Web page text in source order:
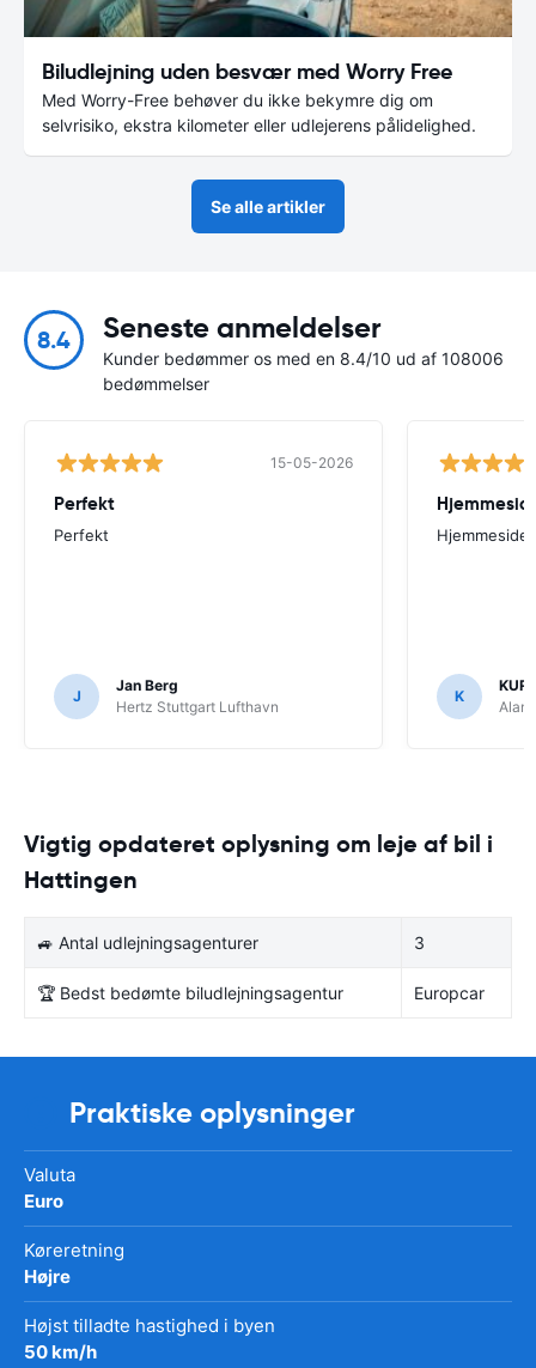
Biludlejning uden besvær med Worry Free
Med Worry-Free behøver du ikke bekymre dig om
selvrisiko, ekstra kilometer eller udlejerens pålidelighed.
Se alle artikler
8.4 Seneste anmeldelser
Kunder bedømmer os med en 8.4/10 ud af 108006
bedømmelser
15-05-2026
Perfekt
Perfekt
J
Jan Berg
Hertz Stuttgart Lufthavn
K
Vigtig opdateret oplysning om leje af bil i
Hattingen
🚙 Antal udlejningsagenturer 3
🏆 Bedst bedømte biludlejningsagentur Europcar
Praktiske oplysninger
Valuta
Euro
Køreretning
Højre
Højst tilladte hastighed i byen
50 km/h